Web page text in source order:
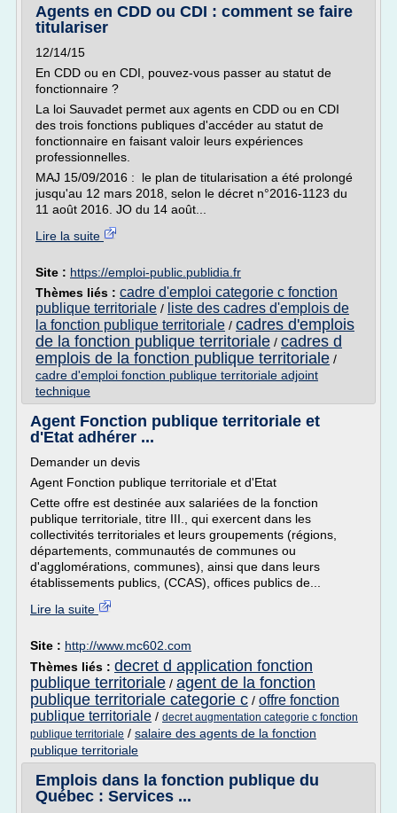
Agents en CDD ou CDI : comment se faire
titulariser
12/14/15
En CDD ou en CDI, pouvez-vous passer au statut de
fonctionnaire ?
La loi Sauvadet permet aux agents en CDD ou en CDI
des trois fonctions publiques d'accéder au statut de
fonctionnaire en faisant valoir leurs expériences
professionnelles.
MAJ 15/09/2016 : le plan de titularisation a été prolongé
jusqu'au 12 mars 2018, selon le décret n°2016-1123 du
11 août 2016. JO du 14 août...
Lire la suite
Site : https://emploi-public.publidia.fr
Thèmes liés : cadre d'emploi categorie c fonction
publique territoriale / liste des cadres d'emplois de
la fonction publique territoriale / cadres d'emplois
de la fonction publique territoriale / cadres d
emplois de la fonction publique territoriale /
cadre d'emploi fonction publique territoriale adjoint
technique
Agent Fonction publique territoriale et
d'Etat adhérer ...
Demander un devis
Agent Fonction publique territoriale et d'Etat
Cette offre est destinée aux salariées de la fonction
publique territoriale, titre III., qui exercent dans les
collectivités territoriales et leurs groupements (régions,
départements, communautés de communes ou
d'agglomérations, communes), ainsi que dans leurs
établissements publics, (CCAS), offices publics de...
Lire la suite
Site : http://www.mc602.com
Thèmes liés : decret d application fonction
publique territoriale / agent de la fonction
publique territoriale categorie c / offre fonction
publique territoriale / decret augmentation categorie c fonction
publique territoriale / salaire des agents de la fonction
publique territoriale
Emplois dans la fonction publique du
Québec : Services ...